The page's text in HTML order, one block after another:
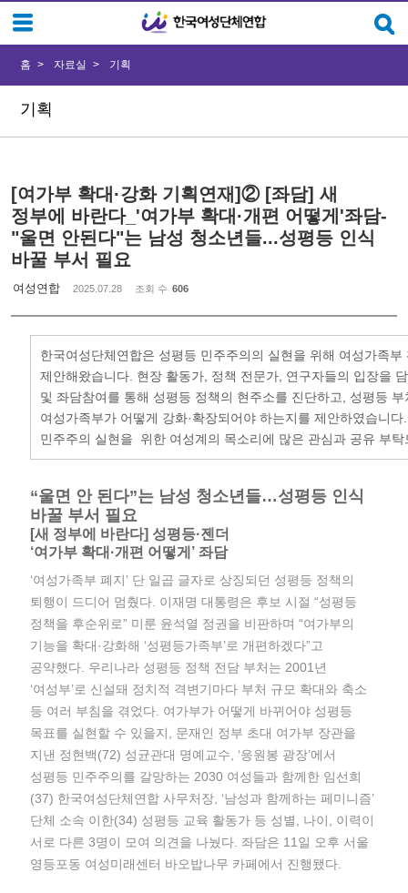
기획
홈 자료실 기획
[여가부 확대·강화 기획연재]② [좌담] 새
정부에 바란다_'여가부 확대·개편 어떻게'좌담-
"울면 안된다"는 남성 청소년들...성평등 인식
바꿀 부서 필요
여성연합 2025.07.28 조회 수 606
한국여성단체연합은 성평등 민주주의의 실현을 위해 여성가족부
제안해왔습니다. 현장 활동가, 정책 전문가, 연구자들의 입장을
및 좌담참여를 통해 성평등 정책의 현주소를 진단하고, 성평등 부
여성가족부가 어떻게 강화·확장되어야 하는지를 제안하였습니다
민주주의 실현을 위한 여성계의 목소리에 많은 관심과 공유 부
“울면 안 된다”는 남성 청소년들…성평등 인식
바꿀 부서 필요
[새 정부에 바란다] 성평등·젠더
‘여가부 확대·개편 어떻게’ 좌담
‘여성가족부 폐지’ 단 일곱 글자로 상징되던 성평등 정책의
퇴행이 드디어 멈췄다. 이재명 대통령은 후보 시절 “성평등
정책을 후순위로” 미룬 윤석열 정권을 비판하며 “여가부의
기능을 확대·강화해 ‘성평등가족부’로 개편하겠다”고
공약했다. 우리나라 성평등 정책 전담 부처는 2001년
‘여성부’로 신설돼 정치적 격변기마다 부처 규모 확대와 축소
등 여러 부침을 겪었다. 여가부가 어떻게 바뀌어야 성평등
목표를 실현할 수 있을지, 문재인 정부 초대 여가부 장관을
지낸 정현백(72) 성균관대 명예교수, ‘응원봉 광장’에서
성평등 민주주의를 갈망하는 2030 여성들과 함께한 임선희
(37) 한국여성단체연합 사무처장, ‘남성과 함께하는 페미니즘’
단체 소속 이한(34) 성평등 교육 활동가 등 성별, 나이, 이력이
서로 다른 3명이 모여 의견을 나눴다. 좌담은 11일 오후 서울
영등포동 여성미래센터 바오밥나무 카페에서 진행됐다.